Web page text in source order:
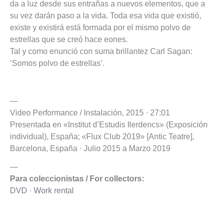
da a luz desde sus entrañas a nuevos elementos, que a
su vez darán paso a la vida. Toda esa vida que existió,
existe y existirá está formada por el mismo polvo de
estrellas que se creó hace eones.
Tal y como enunció con suma brillantez Carl Sagan:
‘Somos polvo de estrellas’.
—
Video Performance / Instalación, 2015 · 27:01
Presentada en «Institut d’Estudis Ilerdencs» (Exposición
individual), España; «Flux Club 2019» [Antic Teatre],
Barcelona, España · Julio 2015 a Marzo 2019
—
Para coleccionistas / For collectors:
DVD · Work rental